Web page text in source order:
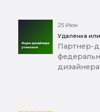
25 Июн
Удаленка
Партнер-